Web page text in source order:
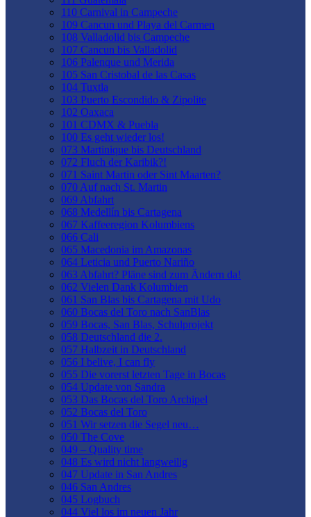
110 Carnival in Campeche
109 Cancun und Playa del Carmen
108 Valladolid bis Campeche
107 Cancun bis Valladolid
106 Palenque und Merida
105 San Cristobal de las Casas
104 Tuxtla
103 Puerto Escondido & Zipolite
102 Oaxaca
101 CDMX & Puebla
100 Es geht wieder los!
073 Martinique bis Deutschland
072 Fluch der Karibik?!
071 Saint Martin oder Sint Maarten?
070 Auf nach St. Martin
069 Abfahrt
068 Medellín bis Cartagena
067 Kaffeeregion Kolumbiens
066 Cali
065 Macedonia im Amazonas
064 Leticia und Puerto Nariño
063 Abfahrt? Pläne sind zum Ändern da!
062 Vielen Dank Kolumbien
061 San Blas bis Cartagena mit Udo
060 Bocas del Toro nach SanBlas
059 Bocas, San Blas, Schulprojekt
058 Deutschland die 2.
057 Halbzeit in Deutschland
056 I belive, I can fly
055 Die vorerst letzten Tage in Bocas
054 Update von Sandra
053 Das Bocas del Toro Archipel
052 Bocas del Toro
051 Wir setzen die Segel neu…
050 The Cove
049 – Quality time
048 Es wird nicht langweilig
047 Update in San Andres
046 San Andres
045 Logbuch
044 Viel los im neuen Jahr